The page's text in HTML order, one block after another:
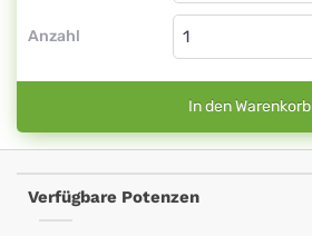
Anzahl
In den Warenkorb
Verfügbare Potenzen